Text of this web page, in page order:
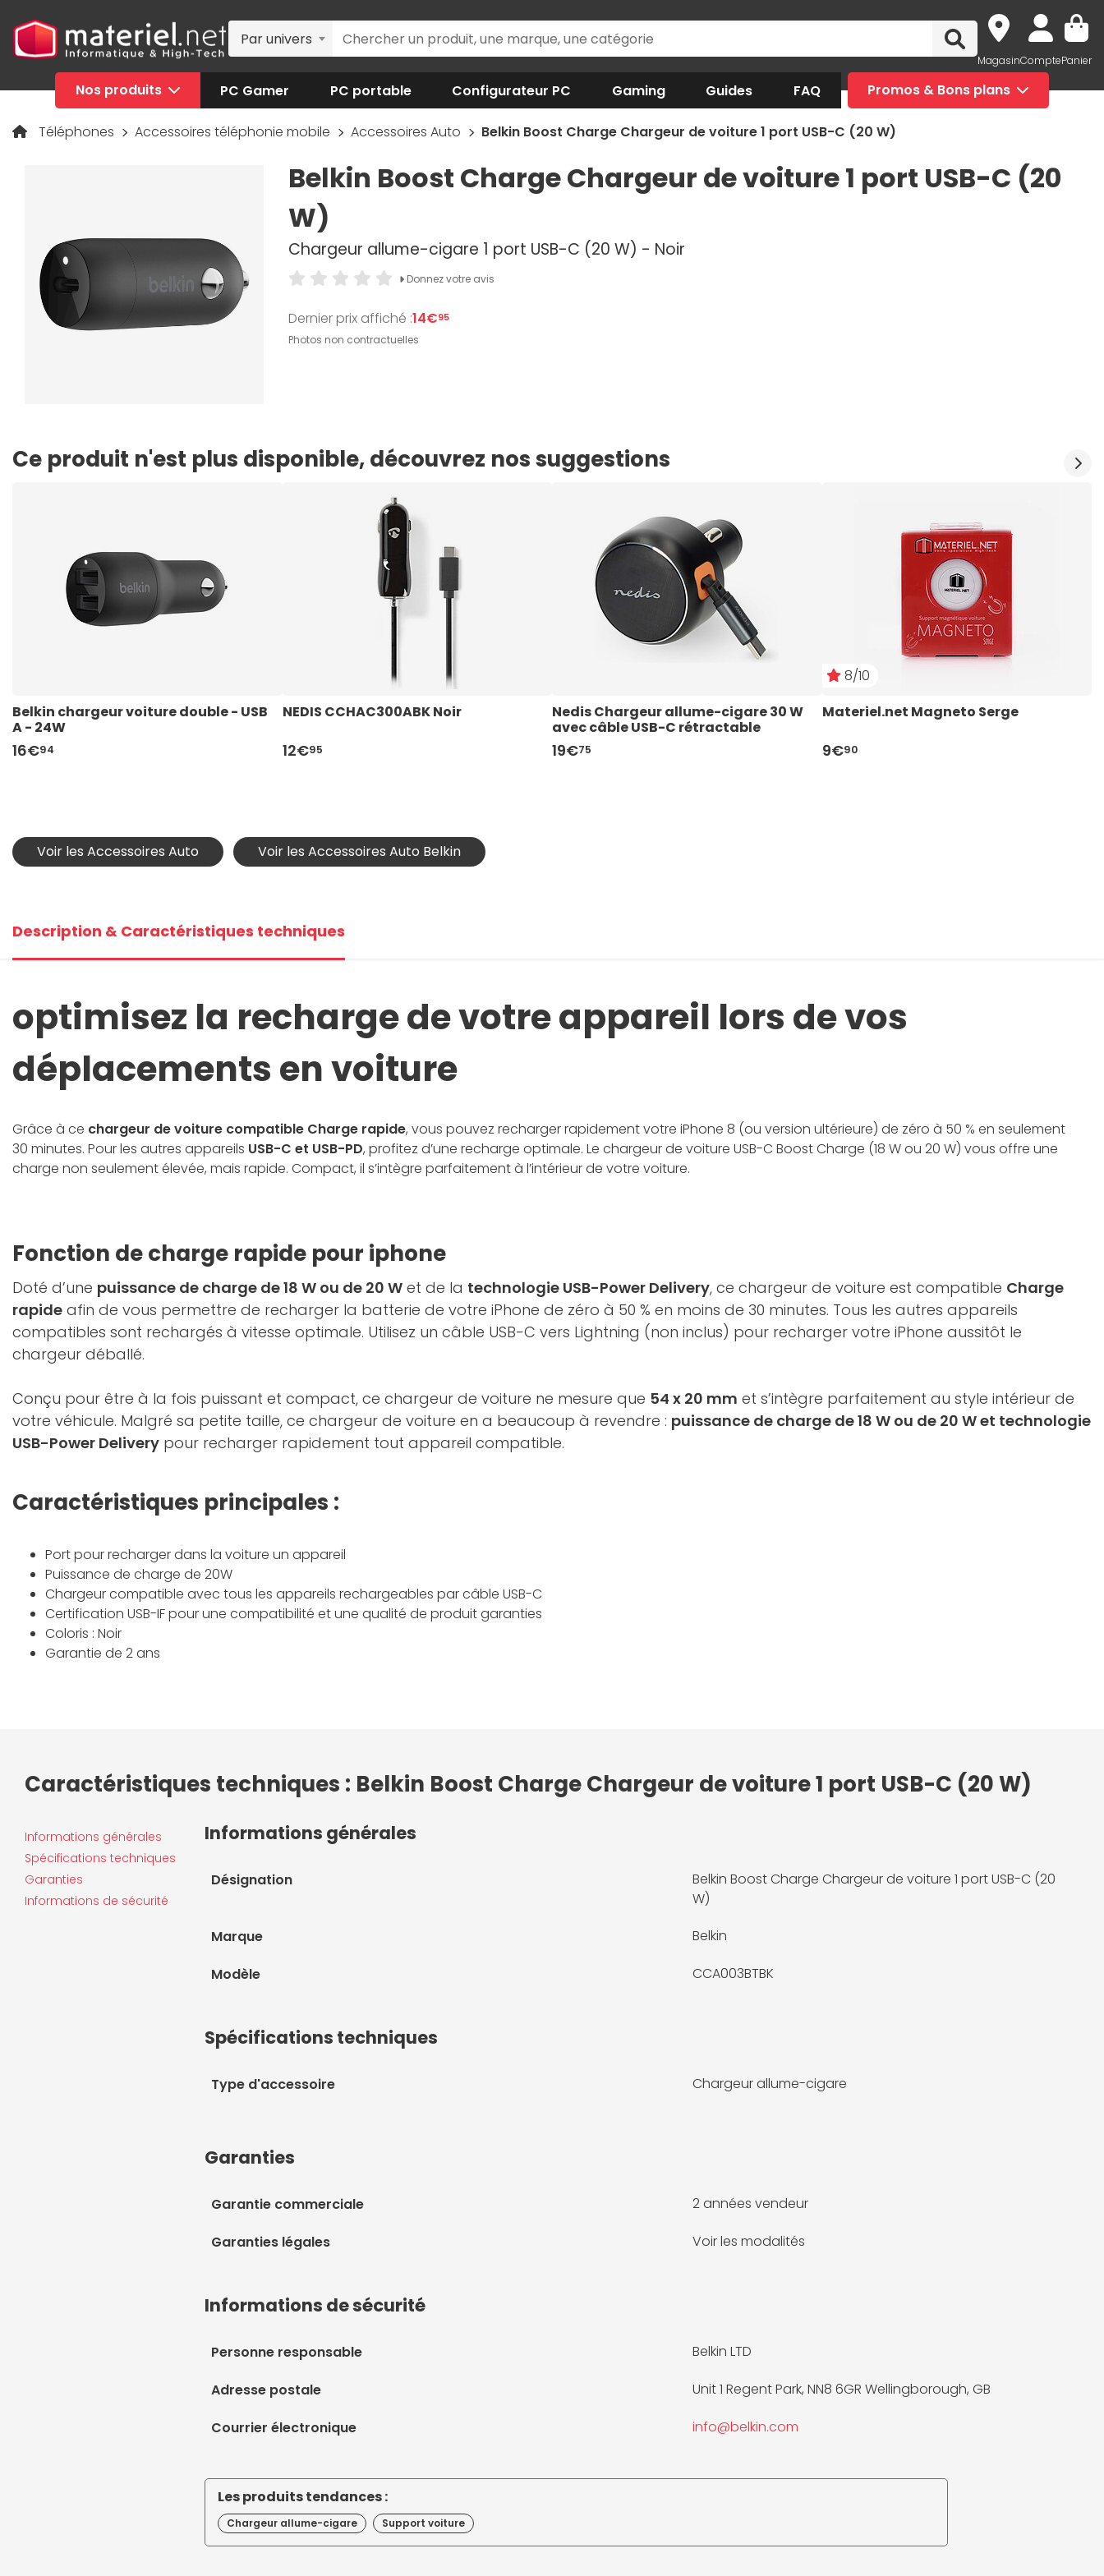
Par univers
MagasinComptePanier
Nos produits PC Gamer PC portable Configurateur PC Gaming Guides FAQ Promos & Bons plans
Téléphones Accessoires téléphonie mobile Accessoires Auto Belkin Boost Charge Chargeur de voiture 1 port USB-C (20 W)
Belkin Boost Charge Chargeur de voiture 1 port USB-C (20
W)
Chargeur allume-cigare 1 port USB-C (20 W) - Noir
Donnez votre avis
Dernier prix affiché :14€95
Photos non contractuelles
Ce produit n'est plus disponible, découvrez nos suggestions
Belkin chargeur voiture double - USB
A - 24W
16€94
NEDIS CCHAC300ABK Noir
12€95
Nedis Chargeur allume-cigare 30 W
avec câble USB-C rétractable
19€75
8/10
Materiel.net Magneto Serge
9€90
Voir les Accessoires Auto Voir les Accessoires Auto Belkin
Description & Caractéristiques techniques
optimisez la recharge de votre appareil lors de vos
déplacements en voiture
Grâce à ce chargeur de voiture compatible Charge rapide, vous pouvez recharger rapidement votre iPhone 8 (ou version ultérieure) de zéro à 50 % en seulement
30 minutes. Pour les autres appareils USB-C et USB-PD, profitez d’une recharge optimale. Le chargeur de voiture USB-C Boost Charge (18 W ou 20 W) vous offre une
charge non seulement élevée, mais rapide. Compact, il s’intègre parfaitement à l’intérieur de votre voiture.
Fonction de charge rapide pour iphone
Doté d’une puissance de charge de 18 W ou de 20 W et de la technologie USB-Power Delivery, ce chargeur de voiture est compatible Charge
rapide afin de vous permettre de recharger la batterie de votre iPhone de zéro à 50 % en moins de 30 minutes. Tous les autres appareils
compatibles sont rechargés à vitesse optimale. Utilisez un câble USB-C vers Lightning (non inclus) pour recharger votre iPhone aussitôt le
chargeur déballé.
Conçu pour être à la fois puissant et compact, ce chargeur de voiture ne mesure que 54 x 20 mm et s’intègre parfaitement au style intérieur de
votre véhicule. Malgré sa petite taille, ce chargeur de voiture en a beaucoup à revendre : puissance de charge de 18 W ou de 20 W et technologie
USB-Power Delivery pour recharger rapidement tout appareil compatible.
Caractéristiques principales :
Port pour recharger dans la voiture un appareil
Puissance de charge de 20W
Chargeur compatible avec tous les appareils rechargeables par câble USB-C
Certification USB-IF pour une compatibilité et une qualité de produit garanties
Coloris : Noir
Garantie de 2 ans
Caractéristiques techniques : Belkin Boost Charge Chargeur de voiture 1 port USB-C (20 W)
Informations générales
Spécifications techniques
Garanties
Informations de sécurité
Informations générales
Désignation
Belkin Boost Charge Chargeur de voiture 1 port USB-C (20
W)
Marque
Belkin
Modèle CCA003BTBK
Spécifications techniques
Type d'accessoire Chargeur allume-cigare
Garanties
Garantie commerciale 2 années vendeur
Garanties légales Voir les modalités
Informations de sécurité
Personne responsable Belkin LTD
Adresse postale Unit 1 Regent Park, NN8 6GR Wellingborough, GB
Courrier électronique info@belkin.com
Les produits tendances :
Chargeur allume-cigare Support voiture